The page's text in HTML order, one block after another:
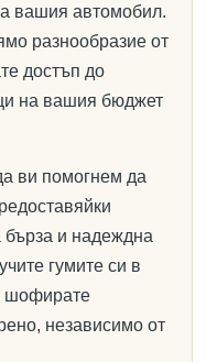
вашия автомобил.
разнообразие от
достъп до
на вашия бюджет
ви помогнем да
и надеждна
гумите си в
шофирате
независимо от